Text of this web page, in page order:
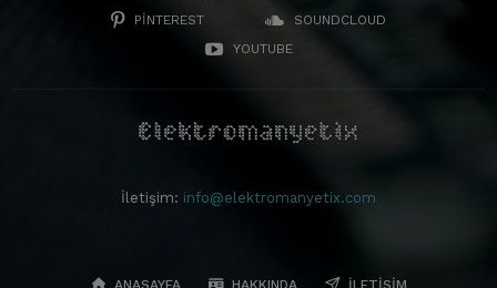
PINTEREST
SOUNDCLOUD
YOUTUBE
İletişim: info@elektromanyetix.com
ANASAYFA HAKKINDA İLETIŞIM